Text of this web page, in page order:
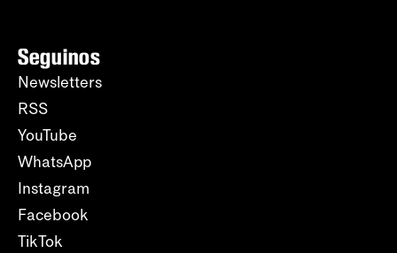
Seguinos
Newsletters
RSS
YouTube
WhatsApp
Instagram
Facebook
TikTok